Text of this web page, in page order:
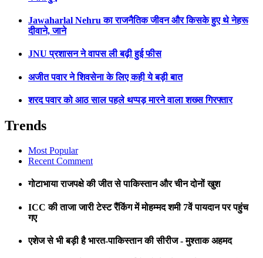
Jawaharlal Nehru का राजनैतिक जीवन और किसके हुए थे नेहरू
दीवाने, जाने
JNU प्रशासन ने वापस ली बढ़ी हुई फीस
अजीत पवार ने शिवसेना के लिए कही ये बड़ी बात
शरद पवार को आठ साल पहले थप्पड़ मारने वाला शख्स गिरफ्तार
Trends
Most Popular
Recent Comment
गोटाभाया राजपक्षे की जीत से पाकिस्तान और चीन दोनों खुश
ICC की ताजा जारी टेस्ट रैंकिंग में मोहम्मद शमी 7वें पायदान पर पहुंच
गए
एशेज से भी बड़ी है भारत-पाकिस्तान की सीरीज - मुश्ताक अहमद